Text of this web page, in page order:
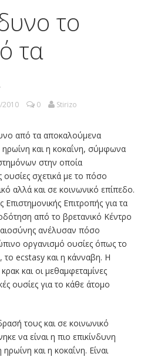
το
τα
2010 0 Stirizo
από τα αποκαλούμενα
και η κοκαΐνη, σύμφωνα
στην οποία
ουσίες σχετικά με το πόσο
αλλά και σε κοινωνικό επίπεδο.
Επιστημονικής Επιτροπής για τα
από το βρετανικό Κέντρο
ανέλυσαν πόσο
οργανισμό ουσίες όπως το
ecstasy και η κάνναβη. Η
και οι μεθαμφεταμίνες
ουσίες για το κάθε άτομο
τους και σε κοινωνικό
να είναι η πιο επικίνδυνη
και η κοκαΐνη. Είναι